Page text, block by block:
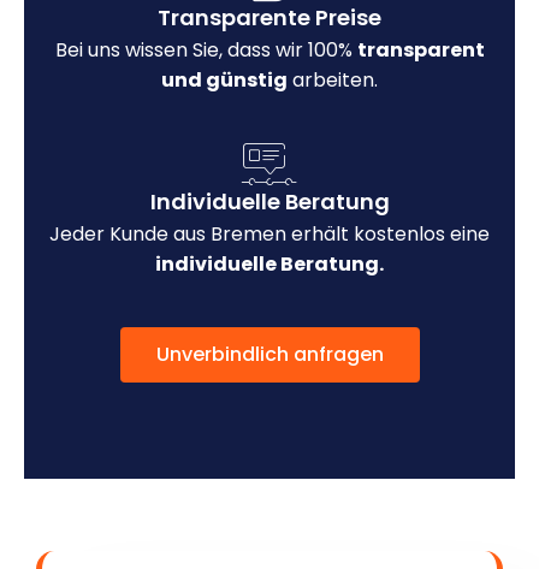
Transparente Preise
Bei uns wissen Sie, dass wir 100% transparent
und günstig arbeiten.
Individuelle Beratung
Jeder Kunde aus Bremen erhält kostenlos eine
individuelle Beratung.
Unverbindlich anfragen